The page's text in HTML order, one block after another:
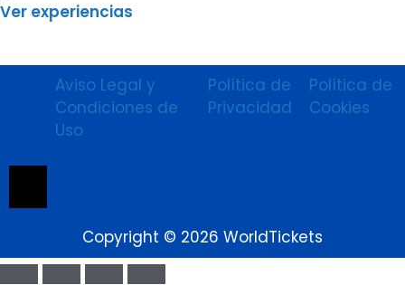
Ver experiencias
Aviso Legal y
Condiciones de
Uso
Política de
Privacidad
Política de
Cookies
Copyright © 2026 WorldTickets